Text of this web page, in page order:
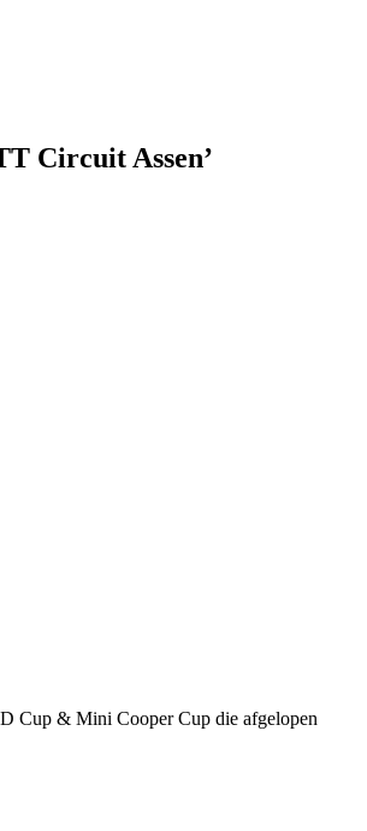
Circuit Assen’
Cup & Mini Cooper Cup die afgelopen